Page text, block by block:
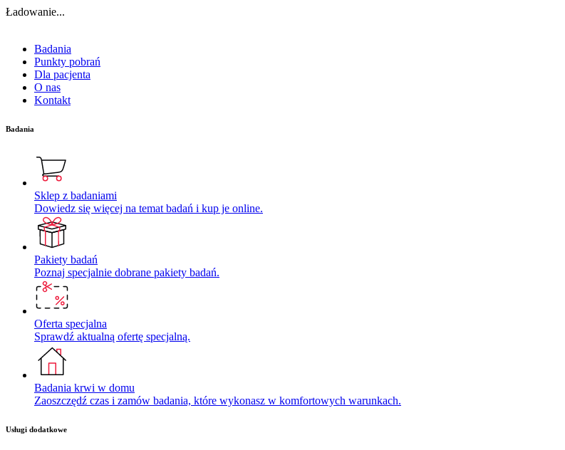
Ładowanie...
Badania
Punkty pobrań
Dla pacjenta
O nas
Kontakt
Badania
Sklep z badaniami
Dowiedz się więcej na temat badań i kup je online.
Pakiety badań
Poznaj specjalnie dobrane pakiety badań.
Oferta specjalna
Sprawdź aktualną ofertę specjalną.
Badania krwi w domu
Zaoszczędź czas i zamów badania, które wykonasz w komfortowych warunkach.
Usługi dodatkowe